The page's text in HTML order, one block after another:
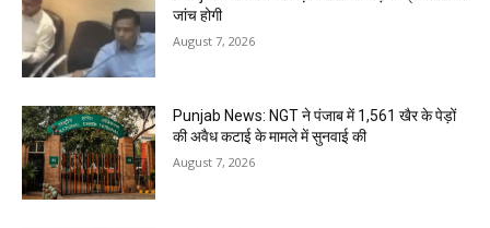
जांच होगी
August 7, 2026
Punjab News: NGT ने पंजाब में 1,561 खैर के पेड़ों
की अवैध कटाई के मामले में सुनवाई की
August 7, 2026